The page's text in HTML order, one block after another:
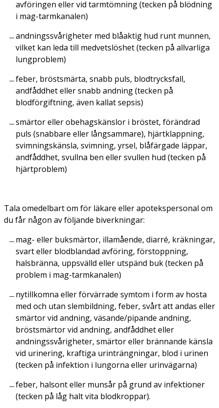
avföringen eller vid tarmtömning (tecken på blödning
i mag-tarmkanalen)
andningssvårigheter med blåaktig hud runt munnen,
vilket kan leda till medvetslöshet (tecken på allvarliga
lungproblem)
feber, bröstsmärta, snabb puls, blodtrycksfall,
andfåddhet eller snabb andning (tecken på
blodförgiftning, även kallat sepsis)
smärtor eller obehagskänslor i bröstet, förändrad
puls (snabbare eller långsammare), hjärtklappning,
svimningskänsla, svimning, yrsel, blåfärgade läppar,
andfåddhet, svullna ben eller svullen hud (tecken på
hjärtproblem)
Tala omedelbart om för läkare eller apotekspersonal om
du får någon av följande biverkningar:
mag- eller buksmärtor, illamående, diarré, kräkningar,
svart eller blodblandad avföring, förstoppning,
halsbränna, uppsvälld eller utspänd buk (tecken på
problem i mag-tarmkanalen)
nytillkomna eller förvärrade symtom i form av hosta
med och utan slembildning, feber, svårt att andas eller
smärtor vid andning, väsande/pipande andning,
bröstsmärtor vid andning, andfåddhet eller
andningssvårigheter, smärtor eller brännande känsla
vid urinering, kraftiga urinträngningar, blod i urinen
(tecken på infektion i lungorna eller urinvägarna)
feber, halsont eller munsår på grund av infektioner
(tecken på låg halt vita blodkroppar).